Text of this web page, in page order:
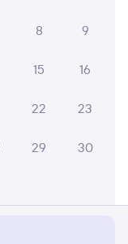
8 9
15 16
22 23
29 30